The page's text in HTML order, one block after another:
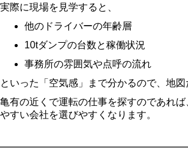
実際に現場を見学すると、
他のドライバーの年齢層
10tダンプの台数と稼働状況
事務所の雰囲気や点呼の流れ
といった「空気感」まで分かるので、地図
亀有の近くで運転の仕事を探すのであれ
やすい会社を選びやすくなります。